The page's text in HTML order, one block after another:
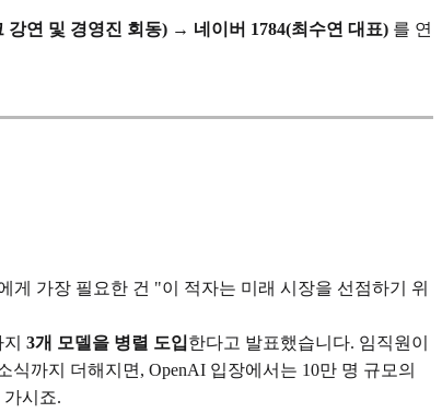
연 및 경영진 회동) → 네이버 1784(최수연 대표) 를 연
게 가장 필요한 건 "이 적자는 미래 시장을 선점하기 위
3개 모델을 병렬 도입한다고 발표했습니다. 임직원이
까지 더해지면, OpenAI 입장에서는 10만 명 규모의
시죠.